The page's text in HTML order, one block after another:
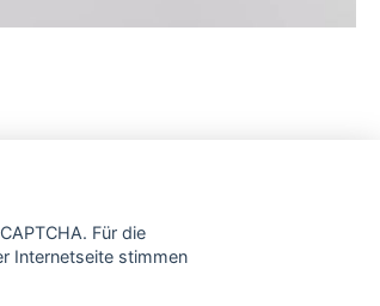
Für die
Internetseite stimmen